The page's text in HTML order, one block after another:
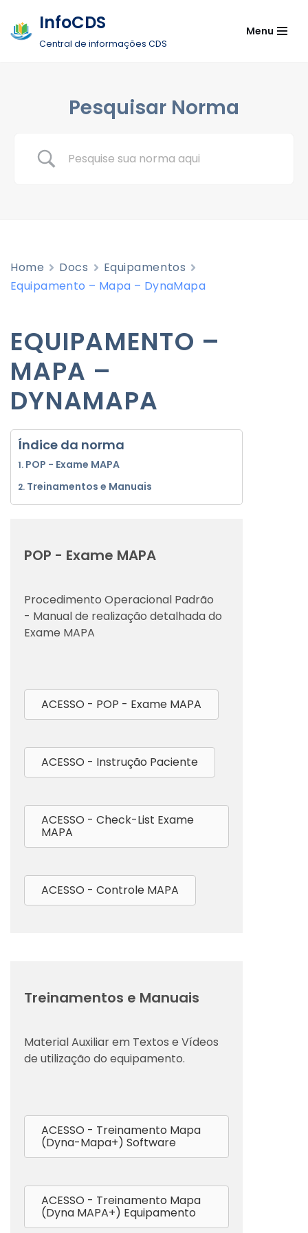
Pular
InfoCDS
Central de informações CDS
Menu
Pesquisar Norma
Home Docs
Equipamentos
Equipamento – Mapa – DynaMapa
EQUIPAMENTO –
MAPA –
DYNAMAPA
Índice da norma
POP - Exame MAPA
Treinamentos e Manuais
POP - Exame MAPA
Procedimento Operacional Padrão
- Manual de realização detalhada do
Exame MAPA
ACESSO - POP - Exame MAPA
ACESSO - Instrução Paciente
ACESSO - Check-List Exame
MAPA
ACESSO - Controle MAPA
Treinamentos e Manuais
Material Auxiliar em Textos e Vídeos
de utilização do equipamento.
ACESSO - Treinamento Mapa
(Dyna-Mapa+) Software
ACESSO - Treinamento Mapa
(Dyna MAPA+) Equipamento